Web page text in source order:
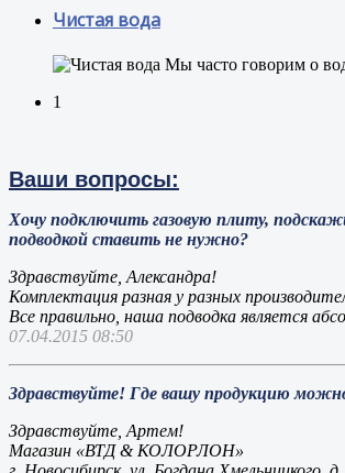
Чистая вода
Мы часто говорим о
1
Ваши вопросы:
Хочу подключить газовую плиту,
подводкой ставить не нужно?
Здравствуйте, Александра!
Комплектация разная у разных
Все правильно, наша подводка является
07.04.2015 08:50
Здравствуйте! Где вашу продукцию
Здравствуйте, Артем!
Магазин «ВТД & КОЛОРЛОН»